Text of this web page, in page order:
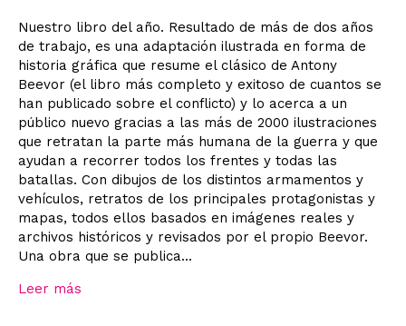
Nuestro libro del año. Resultado de más de dos años
de trabajo, es una adaptación ilustrada en forma de
historia gráfica que resume el clásico de Antony
Beevor (el libro más completo y exitoso de cuantos se
han publicado sobre el conflicto) y lo acerca a un
público nuevo gracias a las más de 2000 ilustraciones
que retratan la parte más humana de la guerra y que
ayudan a recorrer todos los frentes y todas las
batallas. Con dibujos de los distintos armamentos y
vehículos, retratos de los principales protagonistas y
mapas, todos ellos basados en imágenes reales y
archivos históricos y revisados por el propio Beevor.
Una obra que se publica...
Leer más